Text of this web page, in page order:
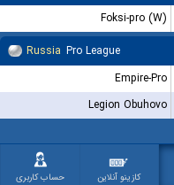
Foksi-pro (W)
Russia Pro League
Empire-Pro
Legion Obuhovo
کازینو آنلاین حساب کاربری